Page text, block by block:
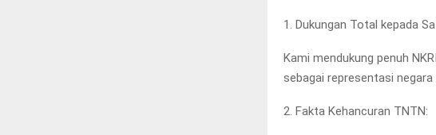
1. Dukungan Total kepada
Kami mendukung penuh
sebagai representasi
2. Fakta Kehancuran TNTN: